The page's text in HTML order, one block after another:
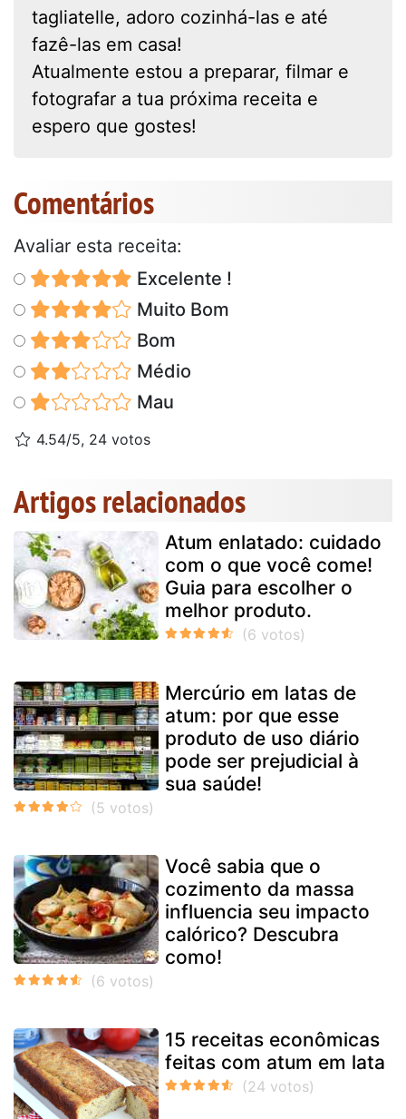
tagliatelle, adoro cozinhá-las e até
fazê-las em casa!
Atualmente estou a preparar, filmar e
fotografar a tua próxima receita e
espero que gostes!
Comentários
Avaliar esta receita:
Excelente !
Muito Bom
Bom
Médio
Mau
4.54/5, 24 votos
Artigos relacionados
Atum enlatado: cuidado
com o que você come!
Guia para escolher o
melhor produto.
Mercúrio em latas de
atum: por que esse
produto de uso diário
pode ser prejudicial à
sua saúde!
Você sabia que o
cozimento da massa
influencia seu impacto
calórico? Descubra
como!
15 receitas econômicas
feitas com atum em lata